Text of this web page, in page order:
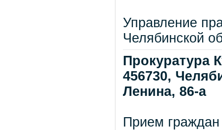
Управление
Челябинской
Прокуратура
456730,
Ленина, 86-а
Прием граждан